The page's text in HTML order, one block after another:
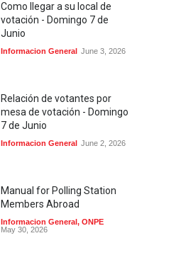
Como llegar a su local de
votación - Domingo 7 de
Junio
Informacion General June 3, 2026
Relación de votantes por
mesa de votación - Domingo
7 de Junio
Informacion General June 2, 2026
Manual for Polling Station
Members Abroad
Informacion General, ONPE
May 30, 2026